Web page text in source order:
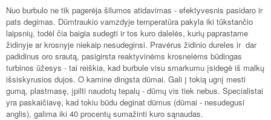
Nuo burbulo ne tik pagerėja šilumos atidavimas - efektyvesnis pasidaro ir
pats degimas. Dūmtraukio vamzdyje temperatūra pakyla iki tūkstančio
laipsnių, todėl čia baigia sudegti ir tos kuro dalelės, kurių paprastame
židinyje ar krosnyje niekaip nesudeginsi. Pravėrus židinio dureles ir dar
padidinus oro srautą, pasigirsta reaktyvinėms krosnelėms būdingas
turbinos ūžesys - tai reiškia, kad burbule visu smarkumu įsidegė iš malkų
išsiskyrusios dujos. O kamine dingsta dūmai. Gali į tokią ugnį mesti
gumą, plastmasę, įpilti naudotų tepalų - dūmų vis tiek nebus. Specialistai
yra paskaičiavę, kad tokiu būdu deginat dūmus (dūmai - nesudegusi
anglis), galima iki 40 procentų sumažinti kuro sąnaudas.